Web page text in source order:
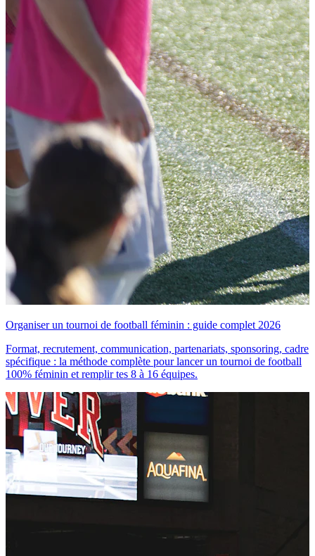
Organiser un tournoi de football féminin : guide complet 2026
Format, recrutement, communication, partenariats, sponsoring, cadre
spécifique : la méthode complète pour lancer un tournoi de football
100% féminin et remplir tes 8 à 16 équipes.